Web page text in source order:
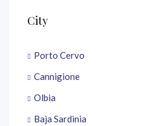
City
Porto Cervo
Cannigione
Olbia
Baja Sardinia